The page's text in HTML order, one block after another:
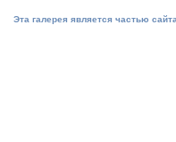
Эта галерея является частью